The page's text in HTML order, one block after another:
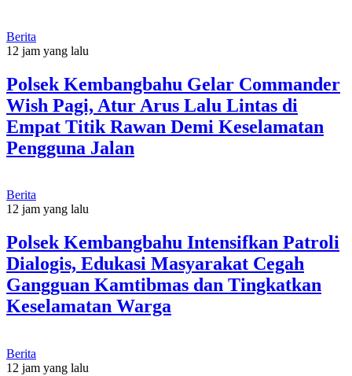
Berita
12 jam yang lalu
Polsek Kembangbahu Gelar Commander
Wish Pagi, Atur Arus Lalu Lintas di
Empat Titik Rawan Demi Keselamatan
Pengguna Jalan
Berita
12 jam yang lalu
Polsek Kembangbahu Intensifkan Patroli
Dialogis, Edukasi Masyarakat Cegah
Gangguan Kamtibmas dan Tingkatkan
Keselamatan Warga
Berita
12 jam yang lalu